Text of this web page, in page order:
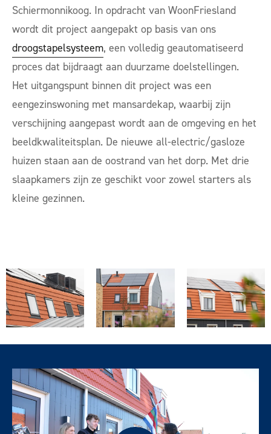
Schiermonnikoog. In opdracht van WoonFriesland
wordt dit project aangepakt op basis van ons
droogstapelsysteem, een volledig geautomatiseerd
proces dat bijdraagt aan duurzame doelstellingen.
Het uitgangspunt binnen dit project was een
eengezinswoning met mansardekap, waarbij zijn
verschijning aangepast wordt aan de omgeving en het
beeldkwaliteitsplan. De nieuwe all-electric/gasloze
huizen staan aan de oostrand van het dorp. Met drie
slaapkamers zijn ze geschikt voor zowel starters als
kleine gezinnen.